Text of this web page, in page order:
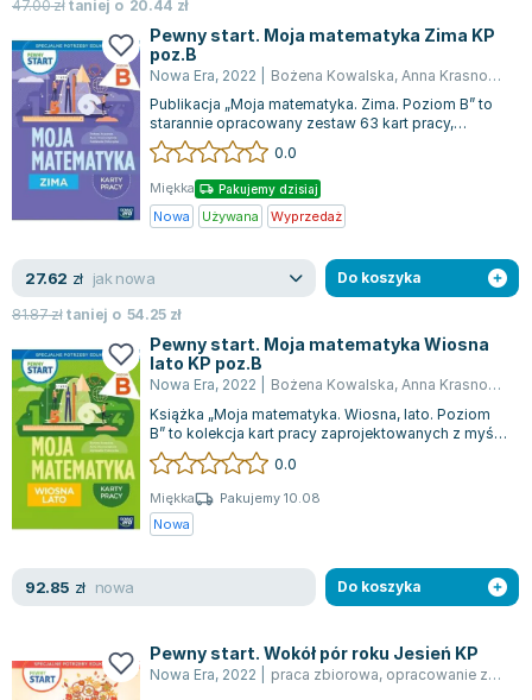
Książki o naukach politycznych dla studentów
Książki do nauk przyrodniczych dla studentów
Książki do nauk społecznych dla studentów
Książki do nauk ścisłych dla studentów
Prawo - książki dla studentów
Technologia żywności - książki
Zarządzanie i marketing - książki
Podręczniki dla nauczycieli - metodyka
Repetytoria, testy i materiały pomocnicze
Bolesław Prus
Clive Cussler
Wanda Chotomska
Józef Ignacy Kraszewski
Clive Staples Lewis
Martyna Wojciechowska
Melissa De la Cruz
Jaś Kapela
Agatha Christie
Witold Gadowski
Jan Pietrzak
Marcin Kowalczyk
Piotr Zychowicz
Joanna Jabłczyńska
Piotr Kościelny
Jan Piński
Agata Passent
Maciej Orłoś
Jo Nesbo
47.00złtaniej o 20.44 zł
Pewny start. Moja matematyka Zima KP
poz.B
Nowa Era, 2022 Bożena Kowalska, Anna Krasnodębska
Publikacja „Moja matematyka. Zima. Poziom B” to
starannie opracowany zestaw 63 kart pracy,
skierowany do uczniów ze specjalnymi po...
0.0
Miękka Pakujemy dzisiaj
Nowa Używana Wyprzedaż
27.62 zł jak nowa
81.87złtaniej o 54.25 zł
Do koszyka
Pewny start. Moja matematyka Wiosna
lato KP poz.B
Nowa Era, 2022 Bożena Kowalska, Anna Krasnodębska
Książka „Moja matematyka. Wiosna, lato. Poziom
B” to kolekcja kart pracy zaprojektowanych z myślą
o uczniach mających specjalne po...
0.0
Miękka
Pakujemy 10.08
Nowa
92.85 zł nowa Do koszyka
Pewny start. Wokół pór roku Jesień KP
Nowa Era, 2022 praca zbiorowa, opracowanie zbiorowe